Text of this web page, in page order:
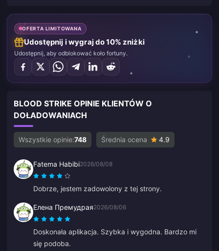
OFERTA LIMITOWANA
Udostępnij i wygraj do 10% zniżki
Udostępnij, aby odblokować koło fortuny.
BLOOD STRIKE OPINIE KLIENTÓW O
DOŁADOWANIACH
Wszystkie opinie:748 Średnia ocena 4.9
Fatema Habibi2026/08/08
Dobrze, jestem zadowolony z tej strony.
Елена Премудрая2026/08/06
Doskonała aplikacja. Szybka i wygodna. Bardzo mi
się podoba.